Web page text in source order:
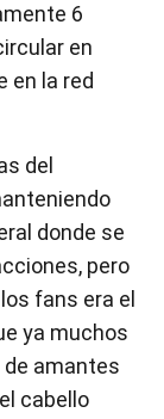
6
en
en la red
del
donde se
pero
fans era el
ya muchos
amantes
cabello